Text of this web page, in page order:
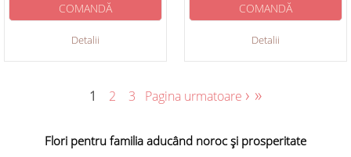
Detalii
COMANDĂ
Detalii
COMANDĂ
1 2 3 Pagina urmatoare › »
Flori pentru familia aducând noroc și prosperitate